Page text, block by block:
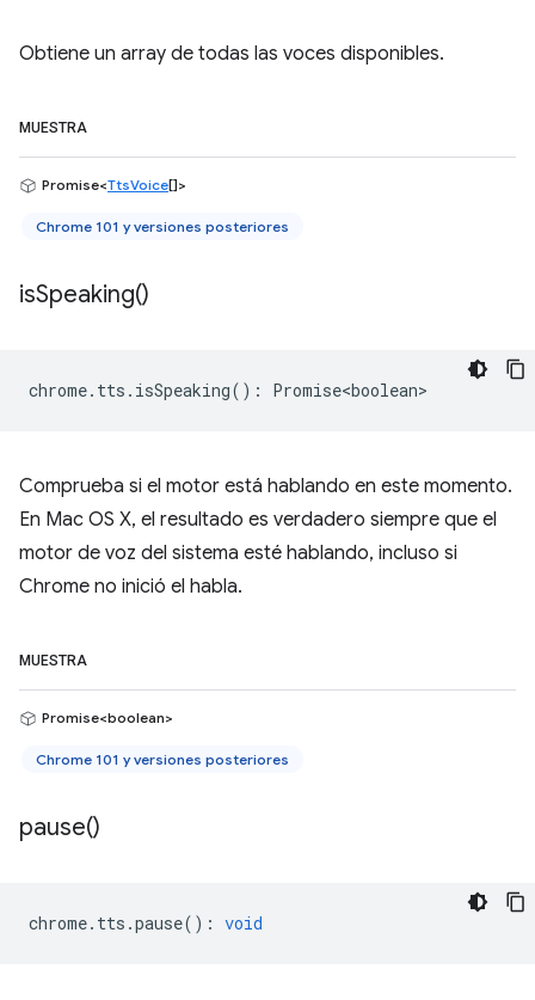
Obtiene un array de todas las voces disponibles.
MUESTRA
Promise<TtsVoice[]>
Chrome 101 y versiones posteriores
isSpeaking()
chrome. tts . isSpeaking() : Promise<boolean>
Comprueba si el motor está hablando en este momento.
En Mac OS X, el resultado es verdadero siempre que el
motor de voz del sistema esté hablando, incluso si
Chrome no inició el habla.
MUESTRA
Promise<boolean>
Chrome 101 y versiones posteriores
pause()
chrome. tts .pause() : void